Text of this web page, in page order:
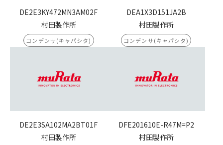
DE2E3KY472MN3AM02F
村田製作所
コンデンサ(キャパシタ)
DEA1X3D151JA2B
村田製作所
コンデンサ(キャパシタ)
DE2E3SA102MA2BT01F
村田製作所
DFE201610E-R47M=P2
村田製作所